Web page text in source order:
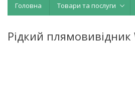
Головна Товари та послуги
Рідкий